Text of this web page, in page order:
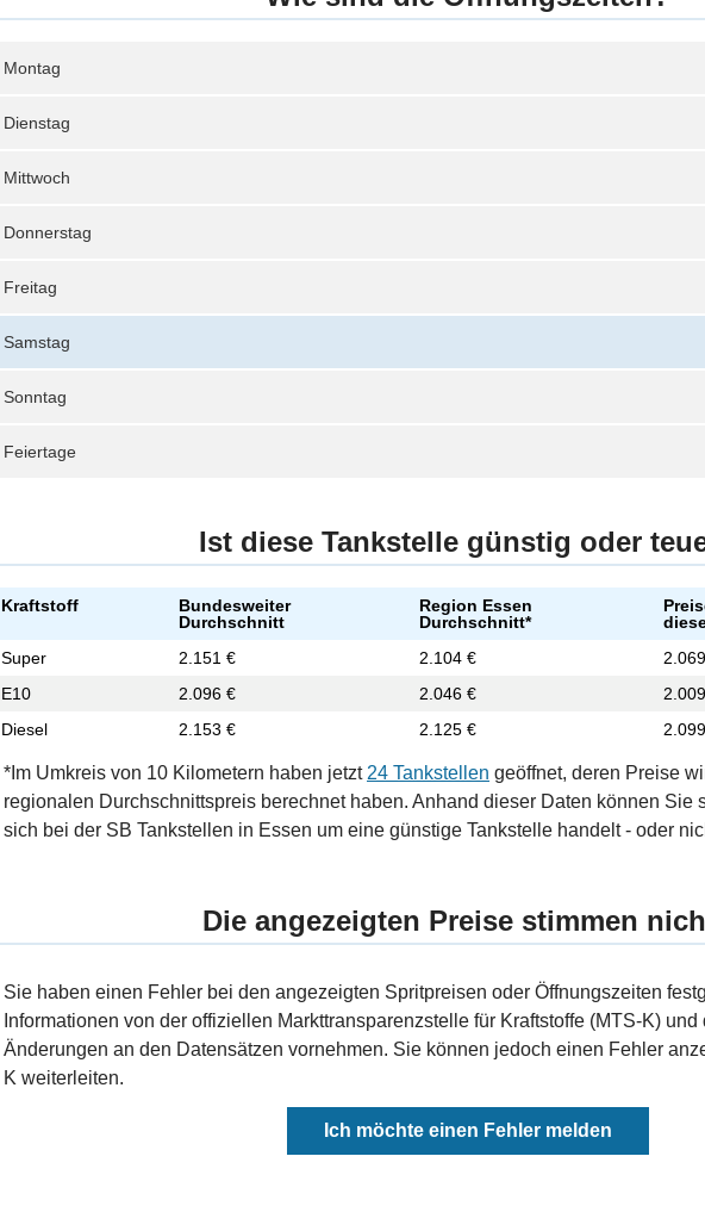
Montag
Dienstag
Mittwoch
Donnerstag
Freitag
Samstag
Sonntag
Feiertage
Ist diese Tankstelle günstig oder
Kraftstoff
Bundesweiter
Durchschnitt
Region Essen
Durchschnitt*
Super
2.151 € 2.104 €
E10
2.096 € 2.046 €
Diesel
2.153 € 2.125 €
*Im Umkreis von 10 Kilometern haben jetzt 24 Tankstellen geöffnet, deren Preise
regionalen Durchschnittspreis berechnet haben. Anhand dieser Daten können Sie
sich bei der SB Tankstellen in Essen um eine günstige Tankstelle handelt - oder
Die angezeigten Preise stimmen
Sie haben einen Fehler bei den angezeigten Spritpreisen oder Öffnungszeiten
Informationen von der offiziellen Markttransparenzstelle für Kraftstoffe (MTS-K)
Änderungen an den Datensätzen vornehmen. Sie können jedoch einen Fehler
K weiterleiten.
Ich möchte einen Fehler melden